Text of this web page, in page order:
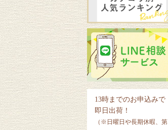
13時までのお申込みで
即日出荷！
（※日曜日や長期休暇、第